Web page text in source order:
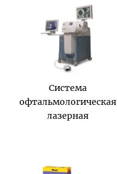
Система
офтальмологическая
лазерная